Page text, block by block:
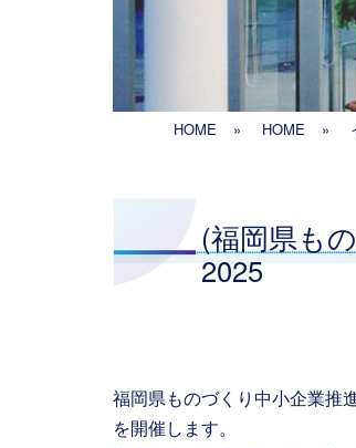
HOME » HOME »
(福岡県も
2025
福岡県ものづくり中小企業推
を開催します。